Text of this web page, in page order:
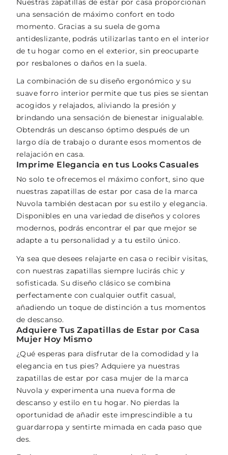
Nuestras zapatillas de estar por casa proporcionan
una sensación de máximo confort en todo
momento. Gracias a su suela de goma
antideslizante, podrás utilizarlas tanto en el interior
de tu hogar como en el exterior, sin preocuparte
por resbalones o daños en la suela.
La combinación de su diseño ergonómico y su
suave forro interior permite que tus pies se sientan
acogidos y relajados, aliviando la presión y
brindando una sensación de bienestar inigualable.
Obtendrás un descanso óptimo después de un
largo día de trabajo o durante esos momentos de
relajación en casa.
Imprime Elegancia en tus Looks Casuales
No solo te ofrecemos el máximo confort, sino que
nuestras zapatillas de estar por casa de la marca
Nuvola también destacan por su estilo y elegancia.
Disponibles en una variedad de diseños y colores
modernos, podrás encontrar el par que mejor se
adapte a tu personalidad y a tu estilo único.
Ya sea que desees relajarte en casa o recibir visitas,
con nuestras zapatillas siempre lucirás chic y
sofisticada. Su diseño clásico se combina
perfectamente con cualquier outfit casual,
añadiendo un toque de distinción a tus momentos
de descanso.
Adquiere Tus Zapatillas de Estar por Casa
Mujer Hoy Mismo
¿Qué esperas para disfrutar de la comodidad y la
elegancia en tus pies? Adquiere ya nuestras
zapatillas de estar por casa mujer de la marca
Nuvola y experimenta una nueva forma de
descanso y estilo en tu hogar. No pierdas la
oportunidad de añadir este imprescindible a tu
guardarropa y sentirte mimada en cada paso que
des.